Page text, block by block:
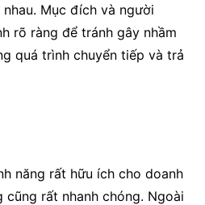
Mục đích và người
rõ ràng để tránh gây nhầm
quá trình chuyển tiếp và trả
năng rất hữu ích cho doanh
cũng rất nhanh chóng. Ngoài